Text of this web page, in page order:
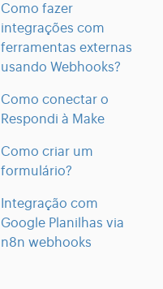
Como fazer
integrações com
ferramentas externas
usando Webhooks?
Como conectar o
Respondi à Make
Como criar um
formulário?
Integração com
Google Planilhas via
n8n webhooks